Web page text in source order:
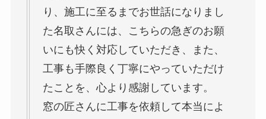
り、施工に至るまでお世話になりまし
た名取さんには、こちらの急ぎのお願
いにも快く対応していただき、また、
工事も手際良く丁寧にやっていただけ
たことを、心より感謝しています。
窓の匠さんに工事を依頼して本当によ